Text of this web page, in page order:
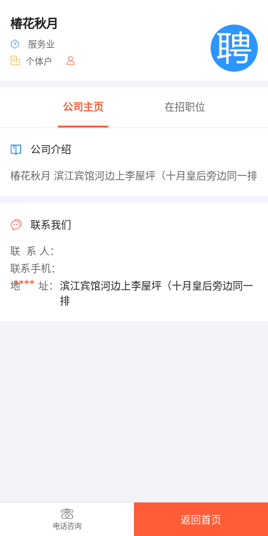
椿花秋月
服务业
个体户
公司主页 在招职位
公司介绍
椿花秋月 滨江宾馆河边上李屋坪（十月皇后旁边同一排
联系我们
联 系 人：
联系手机：
****
地 址：
滨江宾馆河边上李屋坪（十月皇后旁边同一
排
电话咨询
返回首页